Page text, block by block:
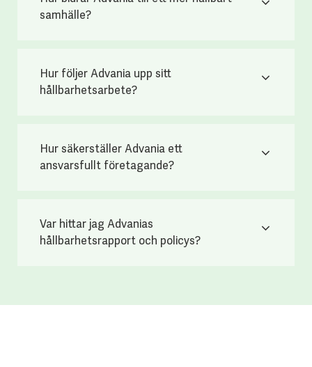
samhälle?
Hur följer Advania upp sitt
hållbarhetsarbete?
Hur säkerställer Advania ett
ansvarsfullt företagande?
Var hittar jag Advanias
hållbarhetsrapport och policys?